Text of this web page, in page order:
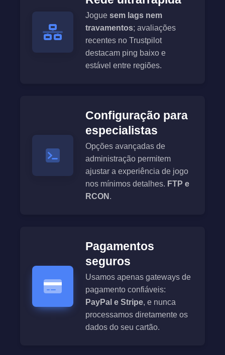
Jogue sem lags nem
travamentos; avaliações
recentes no Trustpilot
destacam ping baixo e
estável entre regiões.
Configuração para
especialistas
Opções avançadas de
administração permitem
ajustar a experiência de jogo
nos mínimos detalhes. FTP e
RCON .
Pagamentos
seguros
Usamos apenas gateways de
pagamento confiáveis:
PayPal e Stripe, e nunca
processamos diretamente os
dados do seu cartão.